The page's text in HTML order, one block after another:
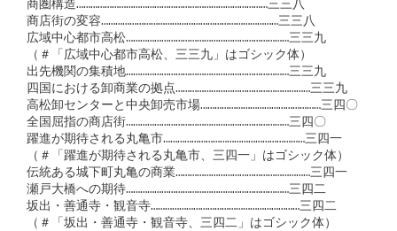
商圏構造………………………………………………………………………三三八
商店街の変容…………………………………………………………………三三八
広域中心都市高松……………………………………………………………三三九
（＃「広域中心都市高松、三三九」はゴシック体）
出先機関の集積地……………………………………………………………三三九
四国における卸商業の拠点…………………………………………………三三九
高松卸センターと中央卸売市場……………………………………………三四〇
全国屈指の商店街……………………………………………………………三四〇
躍進が期待される丸亀市……………………………………………………三四一
（＃「躍進が期待される丸亀市、三四一」はゴシック体）
伝統ある城下町丸亀の商業…………………………………………………三四一
瀬戸大橋への期待……………………………………………………………三四二
坂出・善通寺・観音寺………………………………………………………三四二
（＃「坂出・善通寺・観音寺、三四二」はゴシック体）